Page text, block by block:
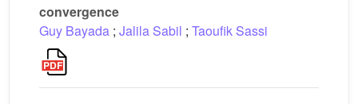
convergence
Guy Bayada ; Jalila Sabil ; Taoufik Sassi